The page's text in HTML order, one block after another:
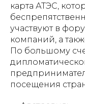
карта АТЭС,
участвуют в
компаний, а
По большому
посещения